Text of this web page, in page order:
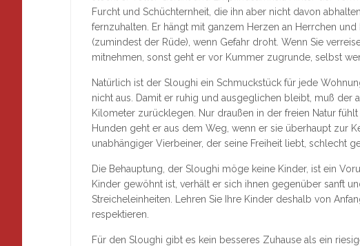
Furcht und Schüchternheit, die ihn aber nicht davon
fernzuhalten. Er hängt mit ganzem Herzen an Herrchen
(zumindest der Rüde), wenn Gefahr droht. Wenn Sie
mitnehmen, sonst geht er vor Kummer zugrunde, selbst
Natürlich ist der Sloughi ein Schmuckstück für jede
nicht aus. Damit er ruhig und ausgeglichen bleibt, muß der
Kilometer zurücklegen. Nur draußen in der freien Natur
Hunden geht er aus dem Weg, wenn er sie überhaupt zur
unabhängiger Vierbeiner, der seine Freiheit liebt, schlecht
Die Behauptung, der Sloughi möge keine Kinder, ist ein
Kinder gewöhnt ist, verhält er sich ihnen gegenüber sanft
Streicheleinheiten. Lehren Sie Ihre Kinder deshalb von
respektieren.
Für den Sloughi gibt es kein besseres Zuhause als ein